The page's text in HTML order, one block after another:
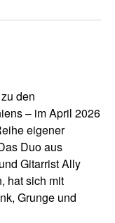
den
– im April 2026
eigener
Duo aus
Gitarrist Ally
hat sich mit
Grunge und